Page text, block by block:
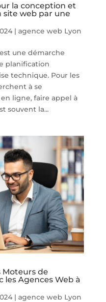
la conception et
site web par une
| agence web Lyon
une démarche
planification
technique. Pour les
à se
ligne, faire appel à
souvent la...
Moteurs de
les Agences Web à
| agence web Lyon